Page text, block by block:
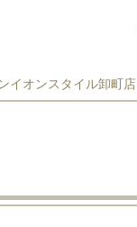
イオンスタイル卸町店